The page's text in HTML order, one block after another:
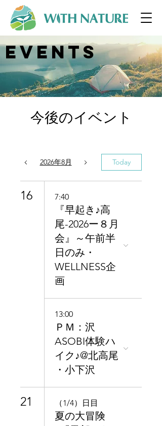
Events
今後のイベント
2026年8月 Today
16 7:40
『早起き♪高
尾-2026ー８月
会』～午前半
日のみ・
WELLNESS企
画
13:00
ＰＭ：沢
ASOBI体験ハ
イク♪@北高尾
・小下沢
21 （1/4）日目
夏の大冒険